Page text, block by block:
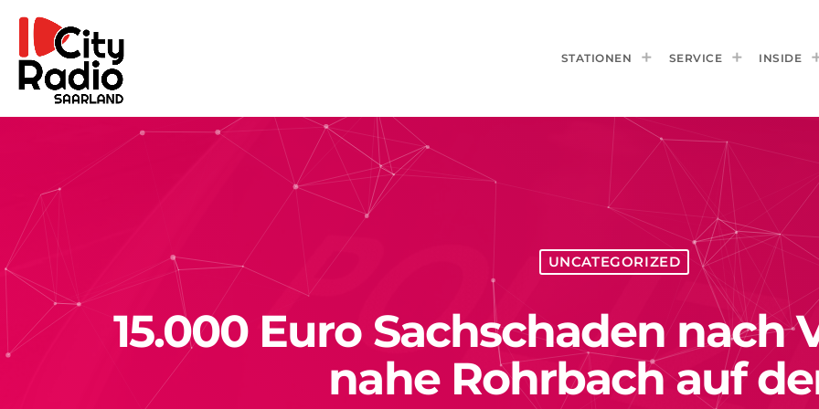
STATIONEN SERVICE INSIDE
UNCATEGORIZED
15.000 Euro Sachschaden nach
nahe Rohrbach auf